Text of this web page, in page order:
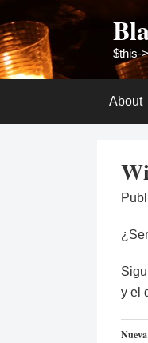
to
content
$this-
About
y el